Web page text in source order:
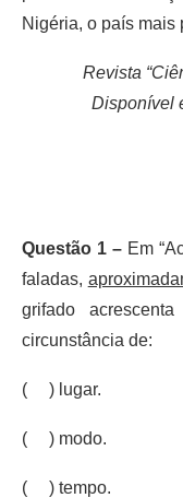
Nigéria, o país mais
Revista
Disponível
Questão 1 – Em
faladas,
grifado
circunstância de:
( ) lugar.
( ) modo.
( ) tempo.